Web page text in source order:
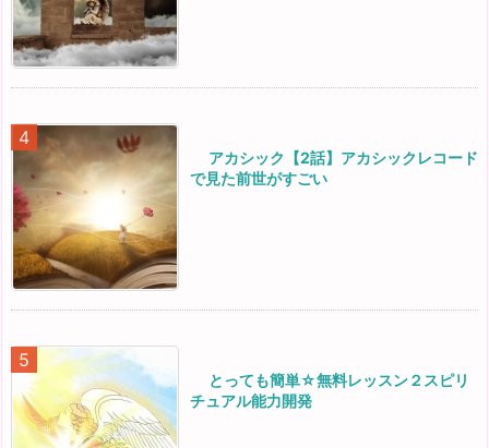
アカシック【2話】アカシックレコード
で見た前世がすごい
とっても簡単☆無料レッスン２スピリ
チュアル能力開発